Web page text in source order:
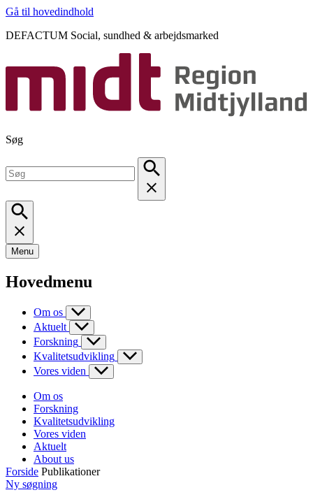
Gå til hovedindhold
DEFACTUM Social, sundhed & arbejdsmarked
Søg
Menu
Hovedmenu
Om os
Aktuelt
Forskning
Kvalitetsudvikling
Vores viden
Om os
Forskning
Kvalitetsudvikling
Vores viden
Aktuelt
About us
Forside Publikationer
Ny søgning